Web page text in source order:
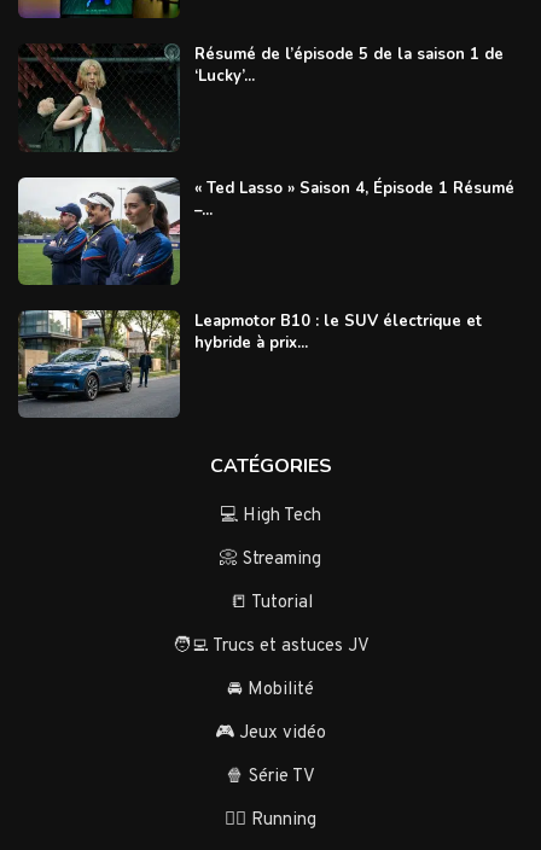
Résumé de l’épisode 5 de la saison 1 de
‘Lucky’...
« Ted Lasso » Saison 4, Épisode 1 Résumé
–...
Leapmotor B10 : le SUV électrique et
hybride à prix...
CATÉGORIES
💻 High Tech
📀 Streaming
📒 Tutorial
🧑‍💻 Trucs et astuces JV
🚘 Mobilité
🎮 Jeux vidéo
🍿 Série TV
🏃‍♂️ Running